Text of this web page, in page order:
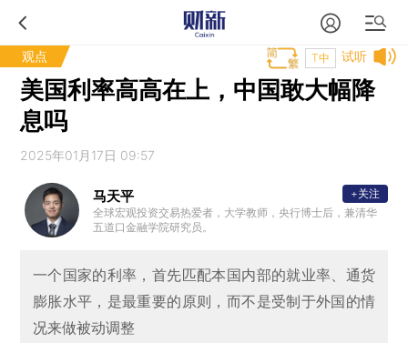
观点 试听
T中
美国利率高高在上，中国敢大幅降
息吗
2025年01月17日 09:57
马天平
全球宏观投资交易热爱者，大学教师，央行博士后，兼清华
五道口金融学院研究员。
+关注
一个国家的利率，首先匹配本国内部的就业率、通货
膨胀水平，是最重要的原则，而不是受制于外国的情
况来做被动调整